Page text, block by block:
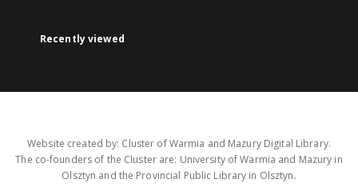
Recently viewed
Website created by: Cluster of Warmia and Mazury Digital Library.
The co-founders of the Cluster are: University of Warmia and Mazury in
Olsztyn and the Provincial Public Library in Olsztyn.